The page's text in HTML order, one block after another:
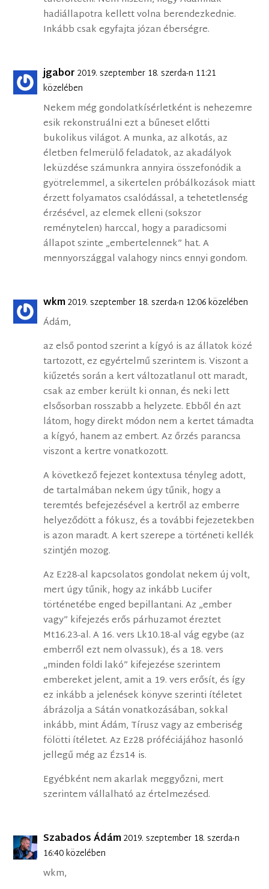
hadiállapotra kellett volna berendezkednie.
Inkább csak egyfajta józan éberségre.
jgabor 2019. szeptember 18. szerda-n 11:21
közelében
Nekem még gondolatkísérletként is nehezemre
esik rekonstruálni ezt a bűneset előtti
bukolikus világot. A munka, az alkotás, az
életben felmerülő feladatok, az akadályok
leküzdése számunkra annyira összefonódik a
gyötrelemmel, a sikertelen próbálkozások miatt
érzett folyamatos csalódással, a tehetetlenség
érzésével, az elemek elleni (sokszor
reménytelen) harccal, hogy a paradicsomi
állapot szinte „embertelennek” hat. A
mennyországgal valahogy nincs ennyi gondom.
wkm2019. szeptember 18. szerda-n 12:06 közelében
Ádám,
az első pontod szerint a kígyó is az állatok közé
tartozott, ez egyértelmű szerintem is. Viszont a
kiűzetés során a kert változatlanul ott maradt,
csak az ember került ki onnan, és neki lett
elsősorban rosszabb a helyzete. Ebből én azt
látom, hogy direkt módon nem a kertet támadta
a kígyó, hanem az embert. Az őrzés parancsa
viszont a kertre vonatkozott.
A következő fejezet kontextusa tényleg adott,
de tartalmában nekem úgy tűnik, hogy a
teremtés befejezésével a kertről az emberre
helyeződött a fókusz, és a további fejezetekben
is azon maradt. A kert szerepe a történeti kellék
szintjén mozog.
Az Ez28-al kapcsolatos gondolat nekem új volt,
mert úgy tűnik, hogy az inkább Lucifer
történetébe enged bepillantani. Az „ember
vagy” kifejezés erős párhuzamot éreztet
Mt16.23-al. A 16. vers Lk10.18-al vág egybe (az
emberről ezt nem olvassuk), és a 18. vers
„minden földi lakó” kifejezése szerintem
embereket jelent, amit a 19. vers erősít, és így
ez inkább a jelenések könyve szerinti ítéletet
ábrázolja a Sátán vonatkozásában, sokkal
inkább, mint Ádám, Tírusz vagy az emberiség
fölötti ítéletet. Az Ez28 próféciájához hasonló
jellegű még az Ézs14 is.
Egyébként nem akarlak meggyőzni, mert
szerintem vállalható az értelmezésed.
Szabados Ádám2019. szeptember 18. szerda-n
16:40 közelében
wkm,